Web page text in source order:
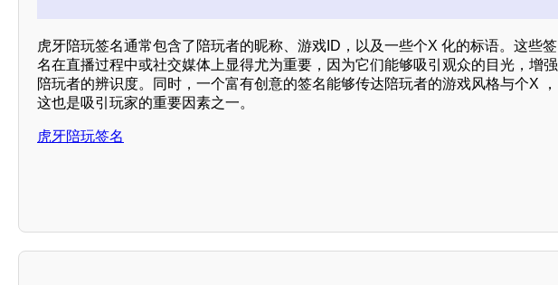
虎牙陪玩签名通常包含了陪玩者的昵称、游戏ID，以及一些个X 化的标语。这些签
名在直播过程中或社交媒体上显得尤为重要，因为它们能够吸引观众的目光，增强
陪玩者的辨识度。同时，一个富有创意的签名能够传达陪玩者的游戏风格与个X ，
这也是吸引玩家的重要因素之一。
虎牙陪玩签名